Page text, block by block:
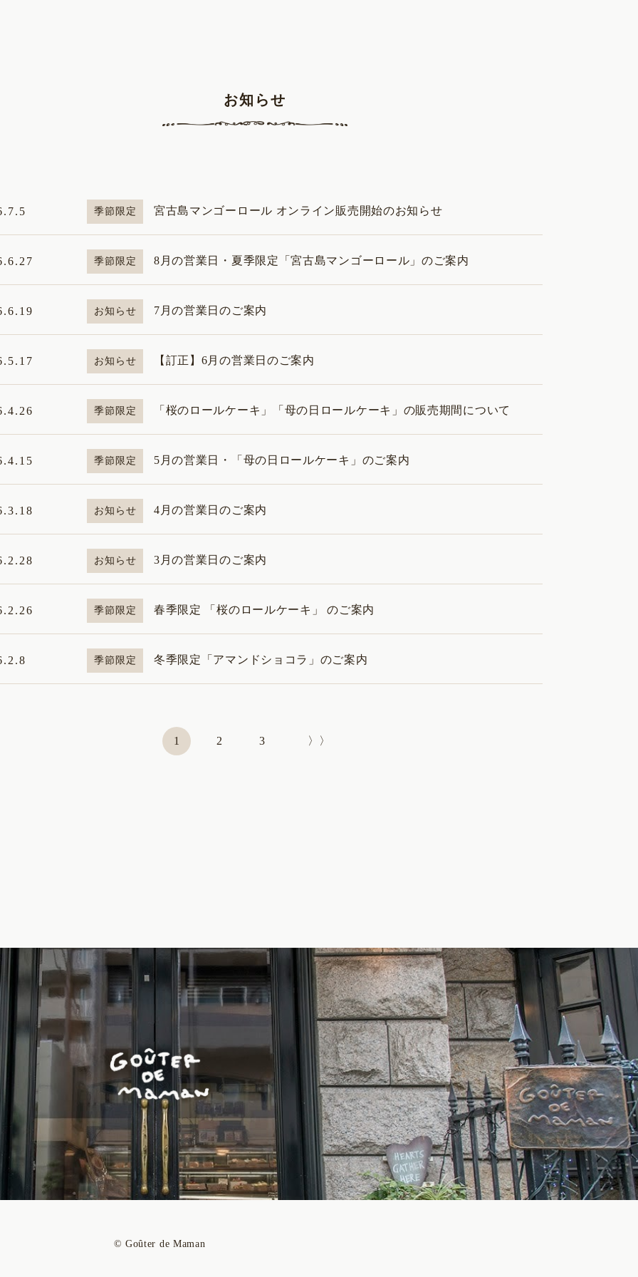
お知らせ
季節限定 宮古島マンゴーロール オンライン販売開始のお知らせ
季節限定 8月の営業日・夏季限定「宮古島マンゴーロール」のご案内
お知らせ 7月の営業日のご案内
お知らせ 【訂正】6月の営業日のご案内
季節限定 「桜のロールケーキ」「母の日ロールケーキ」の販売期間について
季節限定 5月の営業日・「母の日ロールケーキ」のご案内
お知らせ 4月の営業日のご案内
お知らせ 3月の営業日のご案内
季節限定 春季限定 「桜のロールケーキ」 のご案内
季節限定 冬季限定「アマンドショコラ」のご案内
1 2 3 〉〉
© Goûter de Maman